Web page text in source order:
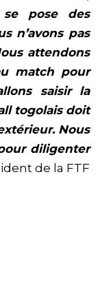
pose des
n’avons pas
attendons
match pour
saisir la
togolais doit
Nous
diligenter
de la FTF